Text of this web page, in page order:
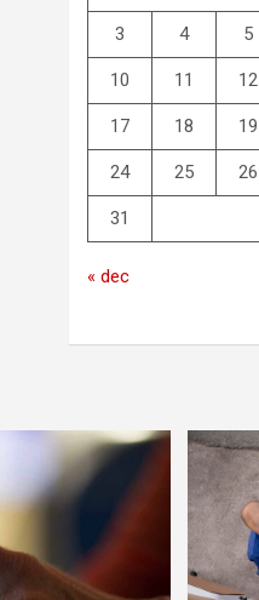
3 4 5
10 11 12
17 18 19
24 25 26
31
« dec